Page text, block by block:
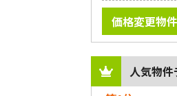
価格変更物
人気物件